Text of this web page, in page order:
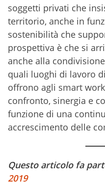
soggetti privati che
territorio, anche in
sostenibilità che
prospettiva è che si
anche alla
quali luoghi di lavoro
offrono agli smart
confronto, sinergia e
funzione di una
accrescimento delle
Questo articolo fa
2019